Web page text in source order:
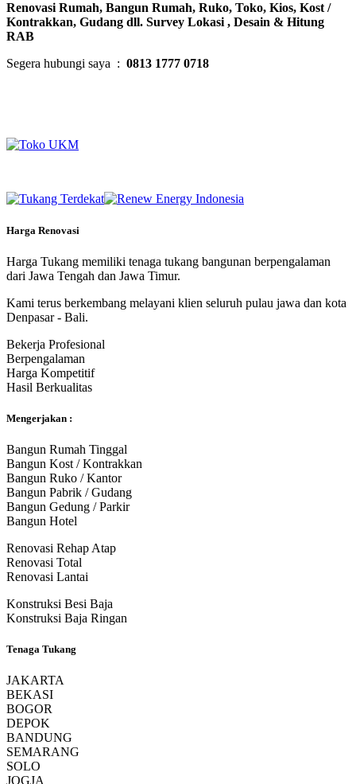
Renovasi Rumah, Bangun Rumah, Ruko, Toko, Kios, Kost /
Kontrakkan, Gudang dll. Survey Lokasi , Desain & Hitung
RAB
Segera hubungi saya : 0813 1777 0718
Harga Renovasi
Harga Tukang memiliki tenaga tukang bangunan berpengalaman
dari Jawa Tengah dan Jawa Timur.
Kami terus berkembang melayani klien seluruh pulau jawa dan kota
Denpasar - Bali.
Bekerja Profesional
Berpengalaman
Harga Kompetitif
Hasil Berkualitas
Mengerjakan :
Bangun Rumah Tinggal
Bangun Kost / Kontrakkan
Bangun Ruko / Kantor
Bangun Pabrik / Gudang
Bangun Gedung / Parkir
Bangun Hotel
Renovasi Rehap Atap
Renovasi Total
Renovasi Lantai
Konstruksi Besi Baja
Konstruksi Baja Ringan
Tenaga Tukang
JAKARTA
BEKASI
BOGOR
DEPOK
BANDUNG
SEMARANG
SOLO
JOGJA